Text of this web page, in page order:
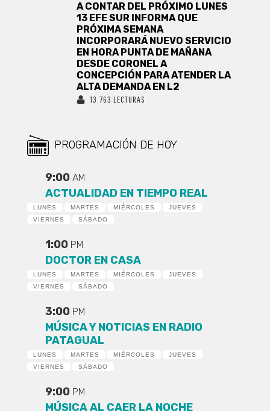
A CONTAR DEL PRÓXIMO LUNES
13 EFE SUR INFORMA QUE
PRÓXIMA SEMANA
INCORPORARÁ NUEVO SERVICIO
EN HORA PUNTA DE MAÑANA
DESDE CORONEL A
CONCEPCIÓN PARA ATENDER LA
ALTA DEMANDA EN L2
13.763 LECTURAS
PROGRAMACIÓN DE HOY
9:00 AM
ACTUALIDAD EN TIEMPO REAL
LUNES MARTES MIÉRCOLES
JUEVES
VIERNES
SÁBADO
1:00 PM
DOCTOR EN CASA
LUNES MARTES MIÉRCOLES
JUEVES
VIERNES
SÁBADO
3:00 PM
MÚSICA Y NOTICIAS EN RADIO
PATAGUAL
LUNES MARTES MIÉRCOLES
JUEVES
VIERNES
SÁBADO
9:00 PM
MÚSICA AL CAER LA NOCHE